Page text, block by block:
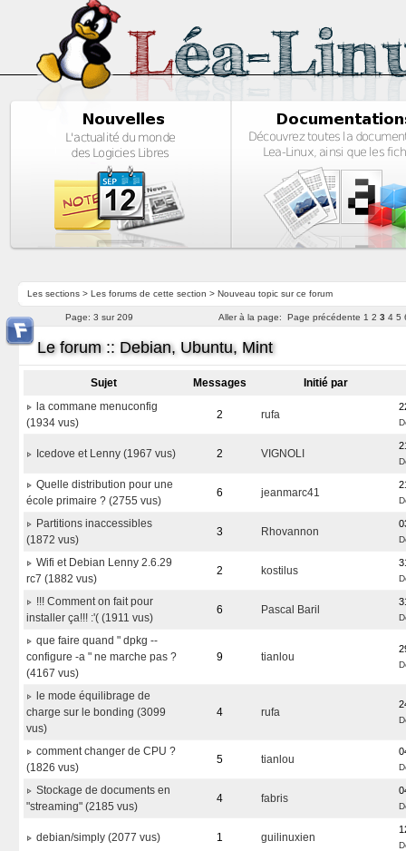
Les sections> Les forums de cette section > Nouveau topic sur ce forum
Aller à la page: Page précédente 1 2 3 4 5
Page: 3 sur 209
Le forum :: Debian, Ubuntu, Mint
Sujet Messages
Initié par
la commane menuconfig
(1934 vus)
2 rufa
Icedove et Lenny (1967 vus) 2 VIGNOLI
Quelle distribution pour une
école primaire ? (2755 vus)
6 jeanmarc41
Partitions inaccessibles
(1872 vus)
3 Rhovannon
Wifi et Debian Lenny 2.6.29
rc7 (1882 vus)
2 kostilus
!!! Comment on fait pour
installer ça!!! :'( (1911 vus)
6 Pascal Baril
que faire quand " dpkg --
configure -a " ne marche pas ?
(4167 vus)
9 tianlou
le mode équilibrage de
charge sur le bonding (3099
vus)
4 rufa
comment changer de CPU ?
(1826 vus)
5 tianlou
Stockage de documents en
"streaming" (2185 vus)
4 fabris
debian/simply (2077 vus) 1 guilinuxien